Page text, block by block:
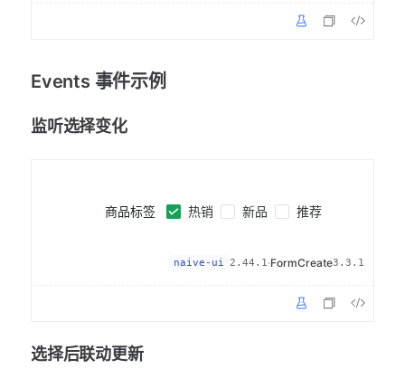
Events 事件示例
监听选择变化
naive-ui 2.44.1·FormCreate3.3.1
商品标签 热销 新品 推荐
选择后联动更新